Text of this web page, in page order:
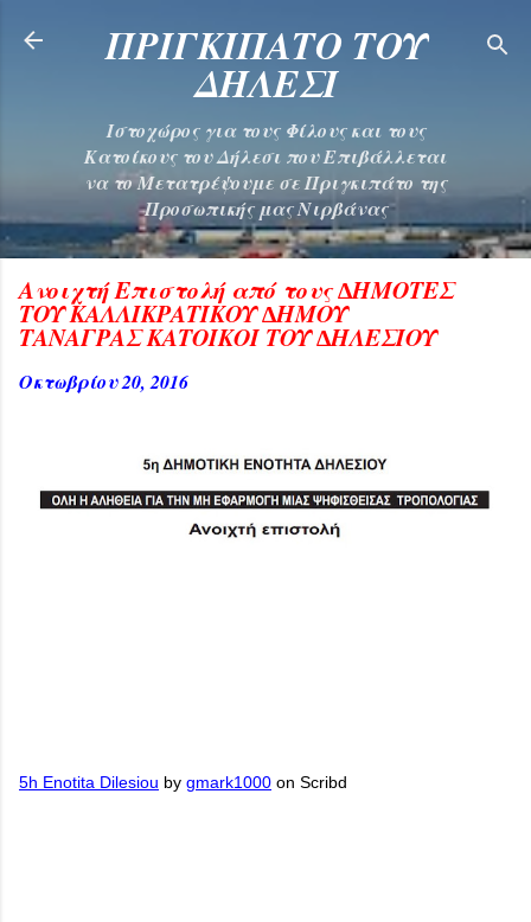
Μετάβαση στο κύριο περιεχόμενο
ΠΡΙΓΚΙΠΑΤΟ ΤΟΥ
ΔΗΛΕΣΙ
Ιστοχώρος για τους Φίλους και τους
Κατοίκους του Δήλεσι που Επιβάλλεται
να το Μετατρέψουμε σε Πριγκιπάτο της
Προσωπικής μας Νιρβάνας
Ανοιχτή Επιστολή από τους ∆ΗΜΟΤΕΣ
ΤΟΥ ΚΑΛΛΙΚΡΑΤΙΚΟΥ ∆ΗΜΟΥ
ΤΑΝΑΓΡΑΣ ΚΑΤΟΙΚΟΙ ΤΟΥ ∆ΗΛΕΣΙΟΥ
Οκτωβρίου 20, 2016
5h Enotita Dilesiou by gmark1000 on Scribd